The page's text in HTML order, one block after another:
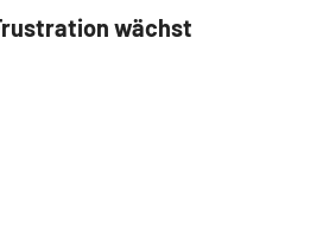
wächst